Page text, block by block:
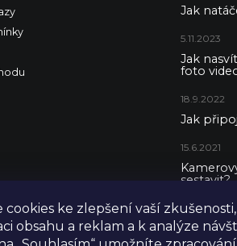
cookies ke zlepšení vaší zkušenosti,
obsahu a reklam a k analýze
Jak
5.11.2023
Jak
foto
18.9.2022
Jak
15.6.2021
sestavit?
5.5.2021